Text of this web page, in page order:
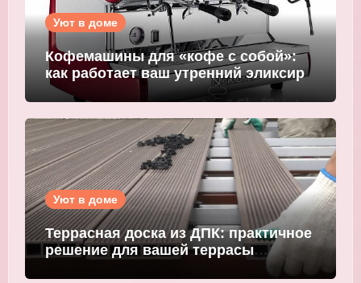
Уют в доме
Кофемашины для «кофе с собой»:
как работает ваш утренний эликсир
Уют в доме
Террасная доска из ДПК: практичное
решение для вашей террасы